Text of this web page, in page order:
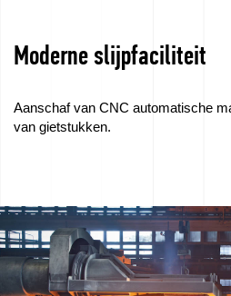
Bedrijf
Technologie
Banen
–
Solliciteer
Moderne slijpfaciliteit
Aanschaf van CNC automatische
van gietstukken.